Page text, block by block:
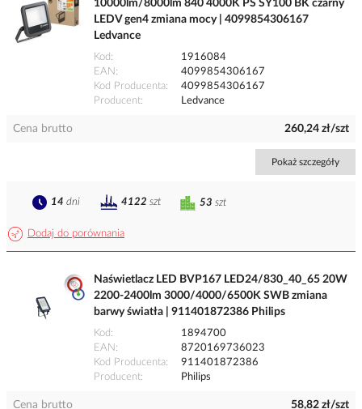
10000lm/8000lm 840 4000K PS SY100 BK czarny
LEDV gen4 zmiana mocy | 4099854306167
Ledvance
Kod
1916084
EAN
4099854306167
Kod Producenta
4099854306167
Producent
Ledvance
Cena brutto 260,24 zł/szt
Pokaż szczegóły
Dodaj do porównania
53 szt
14 dni 4122 szt
Naświetlacz LED BVP167 LED24/830_40_65 20W
2200-2400lm 3000/4000/6500K SWB zmiana
barwy światła | 911401872386 Philips
Kod
1894700
EAN
8720169736023
Kod Producenta
911401872386
Producent
Philips
Cena brutto 58,82 zł/szt